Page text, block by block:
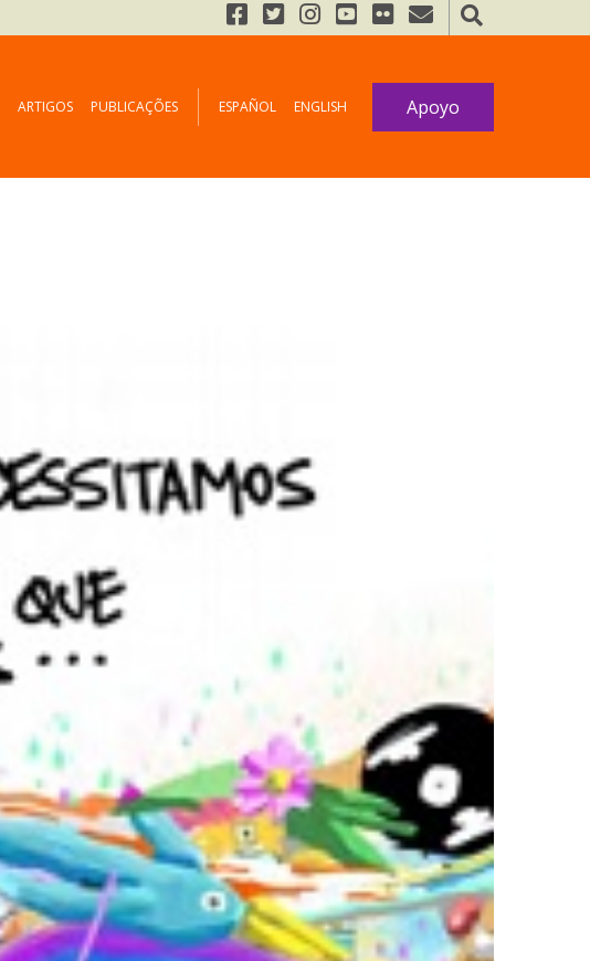
ARTIGOS PUBLICAÇÕES ESPAÑOL ENGLISH Apoyo